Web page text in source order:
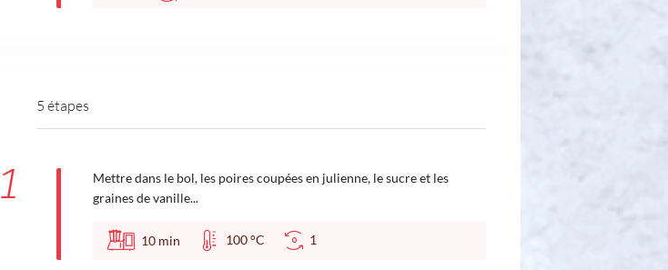
5 étapes
1
Mettre dans le bol, les poires coupées en julienne, le sucre et les
graines de vanille...
10 min 100 °C 1